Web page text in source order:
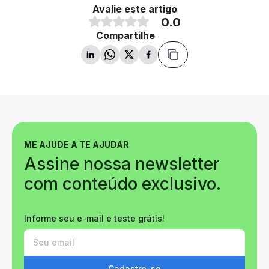
Avalie este artigo
0.0
Compartilhe
ME AJUDE A TE AJUDAR
Assine nossa newsletter
com conteúdo exclusivo.
Informe seu e-mail e teste grátis!